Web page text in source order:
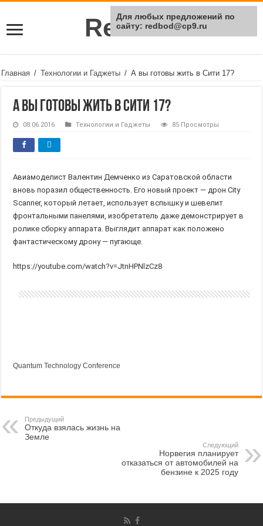
Rei Red
Главная / Технологии и Гаджеты / А вы готовы жить в Сити 17?
А вы готовы жить в Сити 17?
08.06.2016 Технологии и Гаджеты 85 Просмотры
Авиамоделист Валентин Демченко из Саратовской области
вновь поразил общественность. Его новый проект — дрон City
Scanner, который летает, использует вспышку и шевелит
фронтальными панелями, изобретатель даже демонстрирует в
ролике сборку аппарата. Выглядит аппарат как положено
фантастическому дрону — пугающе.
https://youtube.com/watch?v=JtnHPNlzCz8
Quantum Technology Conference
Предыдущий
Откуда взялась жизнь на
Земле
Следующий
Норвегия планирует
отказаться от автомобилей на
бензине к 2025 году
Для любых предложений по
сайту: redbod@cp9.ru